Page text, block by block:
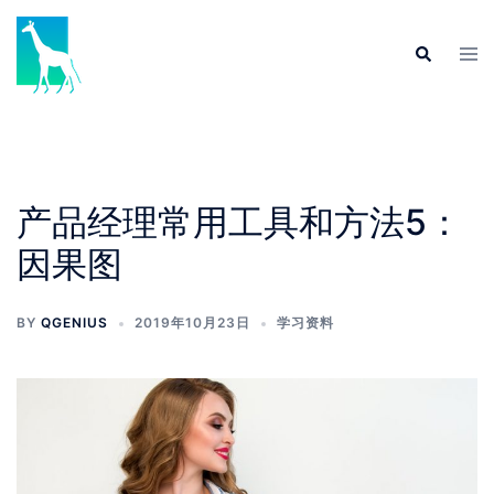
产品经理常用工具和方法5：
因果图
BY QGENIUS 2019年10月23日 学习资料